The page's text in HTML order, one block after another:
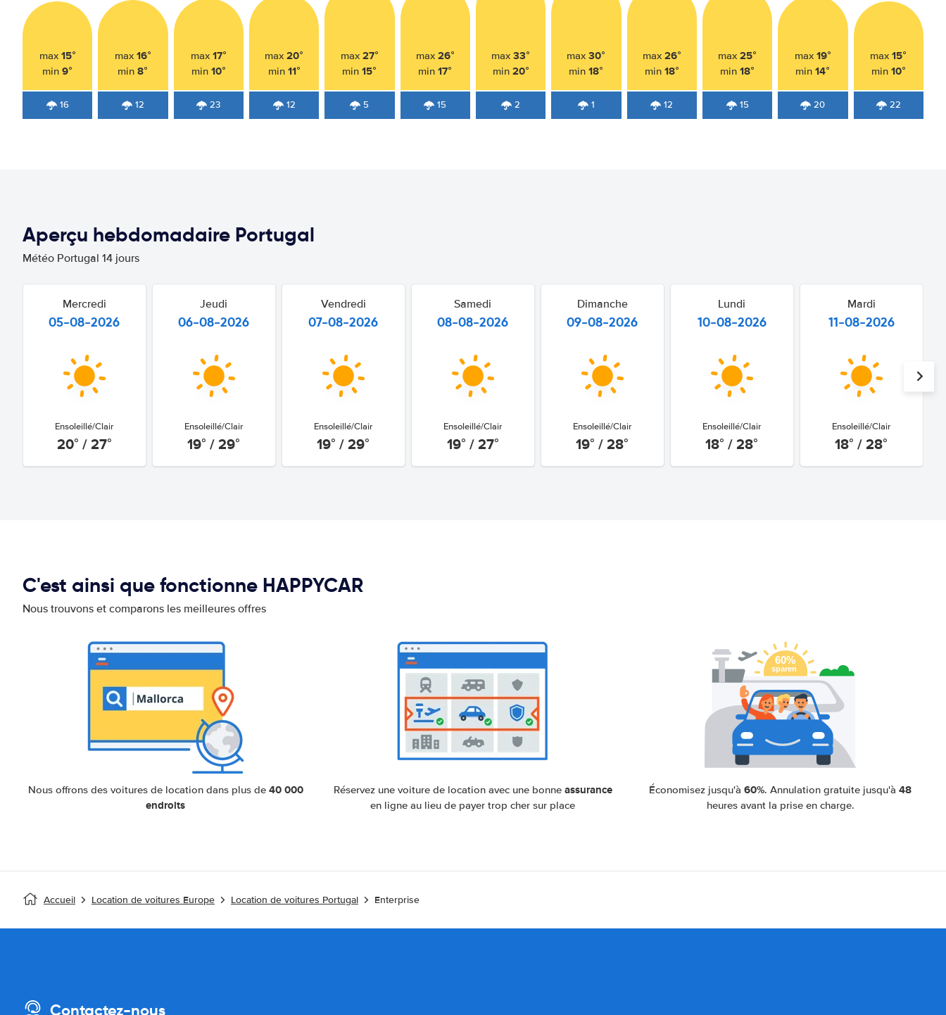
max 15°
min9°
16
max 16°
min8°
12
max 17°
min 10°
23
max20°
min 11°
12
max 27°
min15°
5
max 26°
min17°
15
max33°
min 20°
2
max30°
min18°
1
max 26°
min 18°
12
max25°
min18°
15
max 19°
min14°
20
max15°
min 10°
22
Aperçu hebdomadaire Portugal
Météo Portugal 14 jours
Mercredi
05-08-2026
Ensoleillé/Clair
20° / 27°
Jeudi
06-08-2026
Ensoleillé/Clair
19° / 29°
Vendredi
07-08-2026
Ensoleillé/Clair
19° / 29°
Samedi
08-08-2026
Ensoleillé/Clair
19° / 27°
Dimanche
09-08-2026
Ensoleillé/Clair
19° / 28°
Lundi
10-08-2026
Ensoleillé/Clair
18° / 28°
Mardi
11-08-2026
Ensoleillé/Clair
18° / 28°
C'est ainsi que fonctionne HAPPYCAR
Nous trouvons et comparons les meilleures offres
Nous offrons des voitures de location dans plus de 40 000
endroits
Réservez une voiture de location avec une bonne assurance
en ligne au lieu de payer trop cher sur place
Économisez jusqu'à60%. Annulation gratuite jusqu'à48
heures avant la prise en charge.
Accueil Location de voitures Europe Location de voitures Portugal Enterprise
Contactez-nous